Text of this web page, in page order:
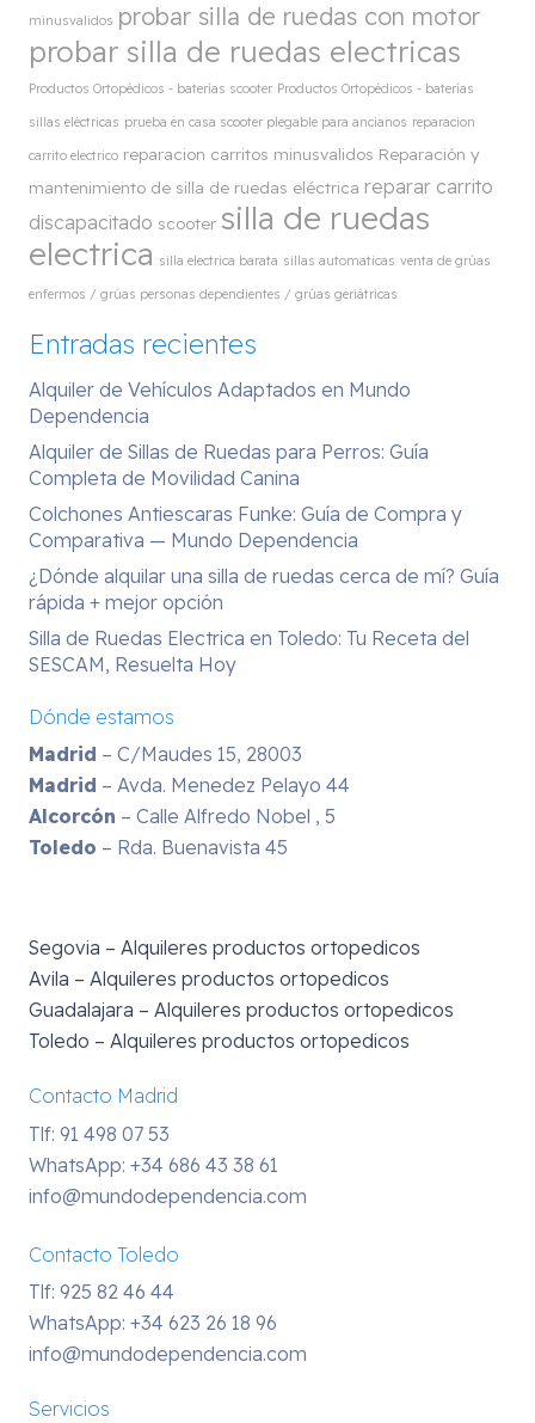
minusvalidos probar silla de ruedas con motor
probar silla de ruedas electricas
Productos Ortopédicos - baterías scooter Productos Ortopédicos - baterías
sillas eléctricas prueba en casa scooter plegable para ancianos reparacion
carrito electrico reparacion carritos minusvalidos Reparación y
mantenimiento de silla de ruedas eléctrica reparar carrito
discapacitado scooter silla de ruedas
electrica silla electrica barata sillas automaticas venta de grúas
enfermos / grúas personas dependientes / grúas geriátricas
Entradas recientes
Alquiler de Vehículos Adaptados en Mundo
Dependencia
Alquiler de Sillas de Ruedas para Perros: Guía
Completa de Movilidad Canina
Colchones Antiescaras Funke: Guía de Compra y
Comparativa — Mundo Dependencia
¿Dónde alquilar una silla de ruedas cerca de mí? Guía
rápida + mejor opción
Silla de Ruedas Electrica en Toledo: Tu Receta del
SESCAM, Resuelta Hoy
Dónde estamos
Madrid – C/Maudes 15, 28003
Madrid – Avda. Menedez Pelayo 44
Alcorcón – Calle Alfredo Nobel , 5
Toledo – Rda. Buenavista 45
Segovia – Alquileres productos ortopedicos
Avila – Alquileres productos ortopedicos
Guadalajara – Alquileres productos ortopedicos
Toledo – Alquileres productos ortopedicos
Contacto Madrid
Tlf: 91 498 07 53
WhatsApp: +34 686 43 38 61
info@mundodependencia.com
Contacto Toledo
Tlf: 925 82 46 44
WhatsApp: +34 623 26 18 96
info@mundodependencia.com
Servicios